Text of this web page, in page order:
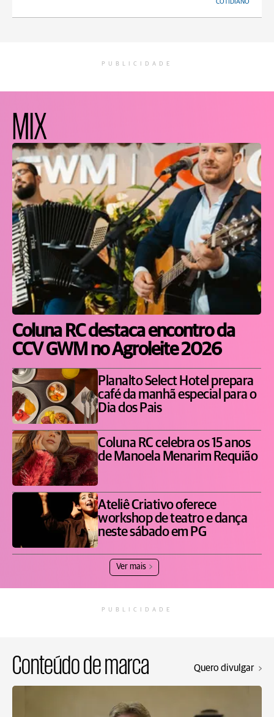
COTIDIANO
PUBLICIDADE
MIX
Coluna RC destaca encontro da
CCV GWM no Agroleite 2026
Planalto Select Hotel prepara
café da manhã especial para o
Dia dos Pais
Coluna RC celebra os 15 anos
de Manoela Menarim Requião
Ateliê Criativo oferece
workshop de teatro e dança
neste sábado em PG
Ver mais
PUBLICIDADE
Conteúdo de marca Quero divulgar